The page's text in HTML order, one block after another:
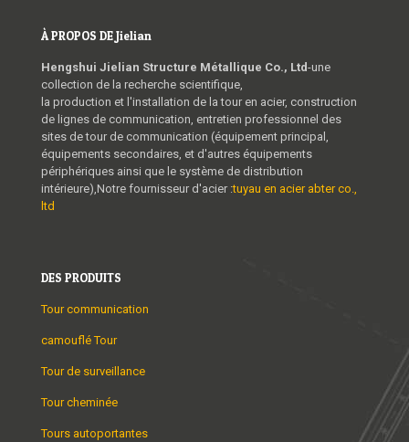
À PROPOS DE Jielian
Hengshui Jielian Structure Métallique Co., Ltd-une
collection de la recherche scientifique,
la production et l'installation de la tour en acier, construction
de lignes de communication, entretien professionnel des
sites de tour de communication (équipement principal,
équipements secondaires, et d'autres équipements
périphériques ainsi que le système de distribution
intérieure),Notre fournisseur d'acier :tuyau en acier abter co.,
ltd
DES PRODUITS
Tour communication
camouflé Tour
Tour de surveillance
Tour cheminée
Tours autoportantes